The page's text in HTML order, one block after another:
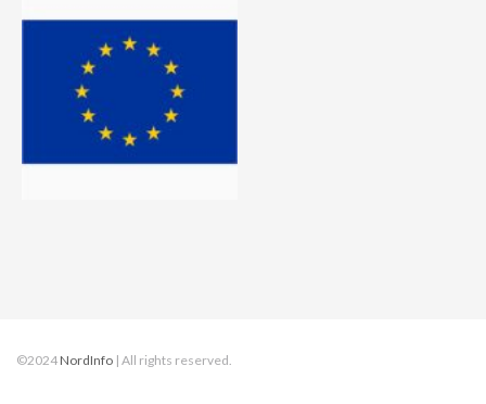
©2024 NordInfo | All rights reserved.